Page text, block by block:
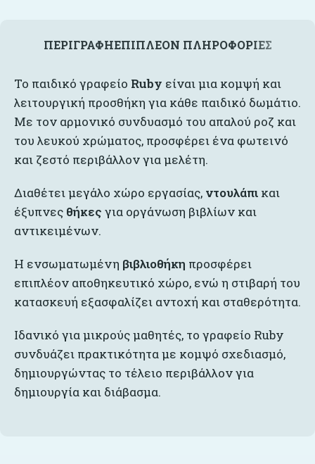
ΠΕΡΙΓΡΑΦΉΕΠΙΠΛΈΟΝ ΠΛΗΡΟΦΟΡΊΕΣ
Το παιδικό γραφείο Ruby είναι μια κομψή και
λειτουργική προσθήκη για κάθε παιδικό δωμάτιο.
Με τον αρμονικό συνδυασμό του απαλού ροζ και
του λευκού χρώματος, προσφέρει ένα φωτεινό
και ζεστό περιβάλλον για μελέτη.
Διαθέτει μεγάλο χώρο εργασίας, ντουλάπι και
έξυπνες θήκες για οργάνωση βιβλίων και
αντικειμένων.
Η ενσωματωμένη βιβλιοθήκη προσφέρει
επιπλέον αποθηκευτικό χώρο, ενώ η στιβαρή του
κατασκευή εξασφαλίζει αντοχή και σταθερότητα.
Ιδανικό για μικρούς μαθητές, το γραφείο Ruby
συνδυάζει πρακτικότητα με κομψό σχεδιασμό,
δημιουργώντας το τέλειο περιβάλλον για
δημιουργία και διάβασμα.